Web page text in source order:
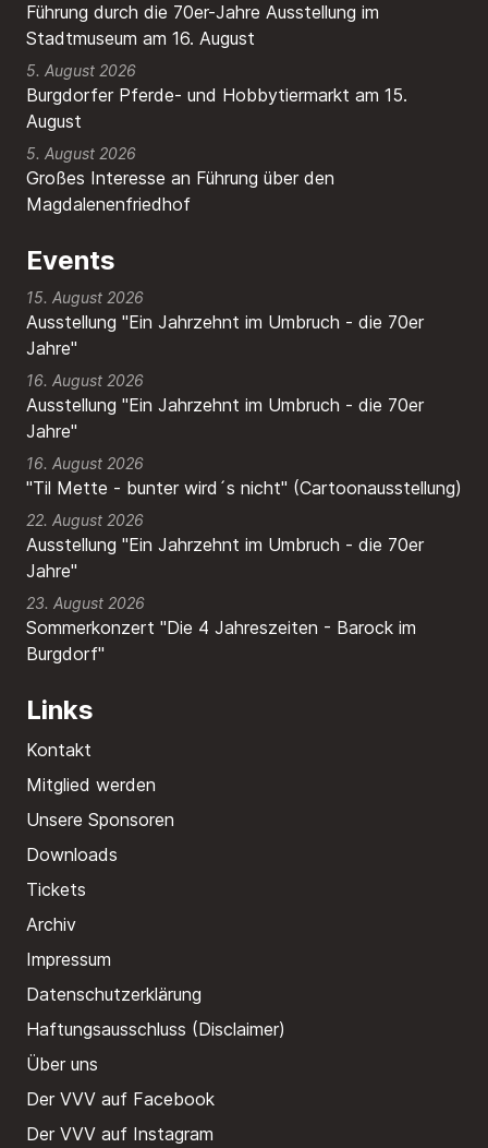
Führung durch die 70er-Jahre Ausstellung im
Stadtmuseum am 16. August
Burgdorfer Pferde- und Hobbytiermarkt am 15.
August
5. August 2026
Großes Interesse an Führung über den
Magdalenenfriedhof
5. August 2026
Events
15. August 2026
Ausstellung "Ein Jahrzehnt im Umbruch - die 70er
Jahre"
16. August 2026
Ausstellung "Ein Jahrzehnt im Umbruch - die 70er
Jahre"
16. August 2026
"Til Mette - bunter wird´s nicht" (Cartoonausstellung)
22. August 2026
Ausstellung "Ein Jahrzehnt im Umbruch - die 70er
Jahre"
23. August 2026
Sommerkonzert "Die 4 Jahreszeiten - Barock im
Burgdorf"
Links
Kontakt
Mitglied werden
Unsere Sponsoren
Downloads
Tickets
Archiv
Impressum
Datenschutzerklärung
Haftungsausschluss (Disclaimer)
Über uns
Der VVV auf Facebook
Der VVV auf Instagram